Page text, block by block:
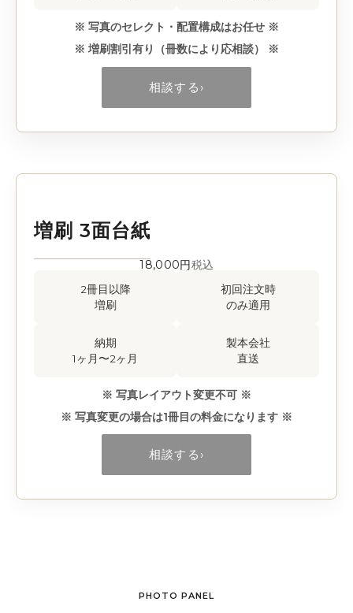
※ 写真のセレクト・配置構成はお任せ ※
※ 増刷割引有り（冊数により応相談） ※
相談する ›
増刷 3面台紙
18,000円税込
2冊目以降
増刷
初回注文時
のみ適用
納期
1ヶ月〜2ヶ月
製本会社
直送
※ 写真レイアウト変更不可 ※
※ 写真変更の場合は1冊目の料金になります ※
相談する ›
PHOTO PANEL